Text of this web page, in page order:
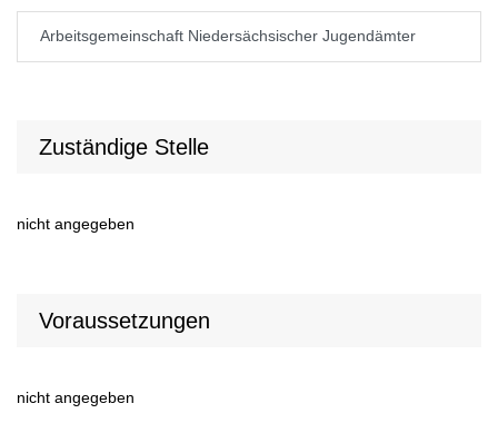
Arbeitsgemeinschaft Niedersächsischer Jugendämter
Zuständige Stelle
nicht angegeben
Voraussetzungen
nicht angegeben